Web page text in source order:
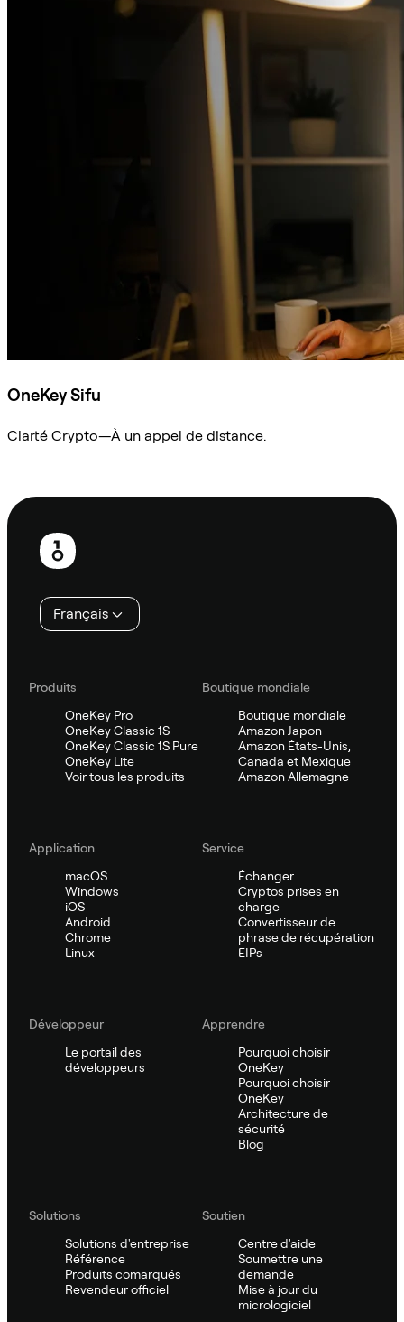
OneKey Sifu
Clarté Crypto—À un appel de distance.
Pied
page
Français
Produits
OneKey Pro
OneKey Classic 1S
OneKey Classic 1S Pure
OneKey Lite
Voir tous les produits
Boutique mondiale
Boutique mondiale
Amazon Japon
Amazon États-Unis,
Canada et Mexique
Amazon Allemagne
Application
macOS
Windows
iOS
Android
Chrome
Linux
Service
Échanger
Cryptos prises en
charge
Convertisseur de
phrase de récupération
EIPs
Développeur
Le portail des
développeurs
Apprendre
Pourquoi choisir
OneKey
Pourquoi choisir
OneKey
Architecture de
sécurité
Blog
Solutions
Solutions d'entreprise
Référence
Produits comarqués
Revendeur officiel
Soutien
Centre d'aide
Soumettre une
demande
Mise à jour du
micrologiciel